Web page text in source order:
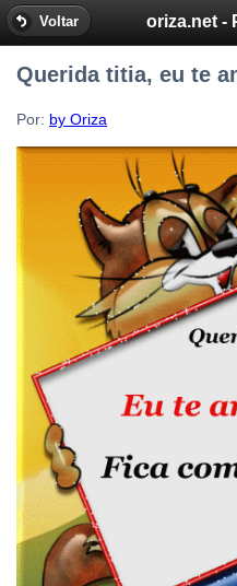
Voltar
Querida titia, eu te
Por: by Oriza